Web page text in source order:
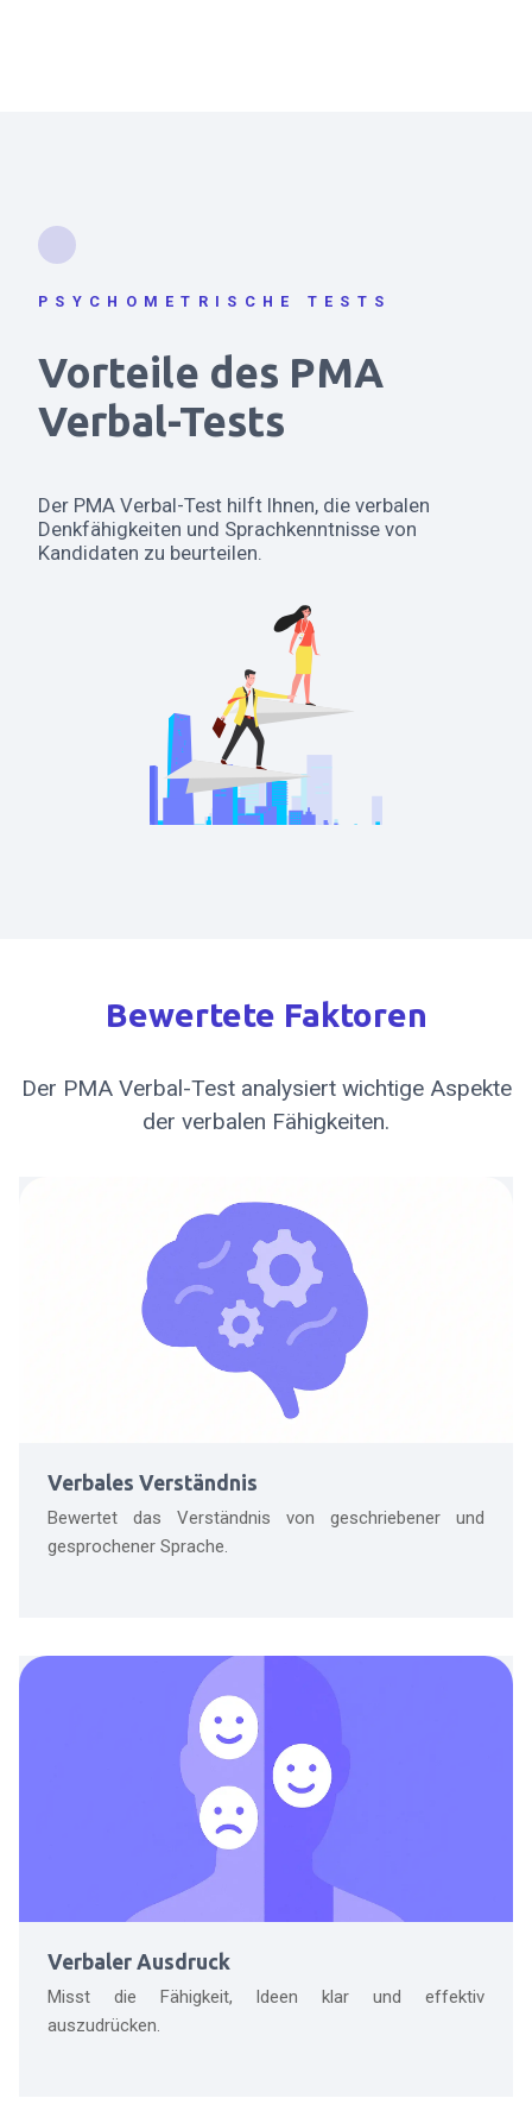
PSYCHOMETRISCHE TESTS
Vorteile des PMA
Verbal-Tests
Der PMA Verbal-Test hilft Ihnen, die verbalen
Denkfähigkeiten und Sprachkenntnisse von
Kandidaten zu beurteilen.
Bewertete Faktoren
Der PMA Verbal-Test analysiert wichtige Aspekte
der verbalen Fähigkeiten.
Verbales Verständnis
Bewertet das Verständnis von geschriebener und
gesprochener Sprache.
Verbaler Ausdruck
Misst die Fähigkeit, Ideen klar und effektiv
auszudrücken.